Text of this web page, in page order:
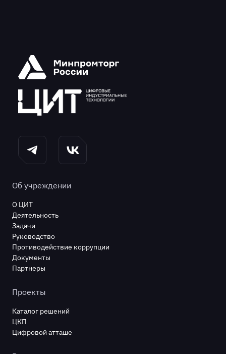
Об учреждении
О ЦИТ
Деятельность
Задачи
Руководство
Противодействие коррупции
Документы
Партнеры
Проекты
Каталог решений
ЦКП
Цифровой атташе